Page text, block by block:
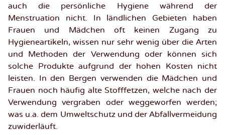
auch die persönliche Hygiene während der
Menstruation nicht. In ländlichen Gebieten haben
Frauen und Mädchen oft keinen Zugang zu
Hygieneartikeln, wissen nur sehr wenig über die Arten
und Methoden der Verwendung oder können sich
solche Produkte aufgrund der hohen Kosten nicht
leisten. In den Bergen verwenden die Mädchen und
Frauen noch häufig alte Stofffetzen, welche nach der
Verwendung vergraben oder weggeworfen werden;
was u.a. dem Umweltschutz und der Abfallvermeidung
zuwiderläuft.